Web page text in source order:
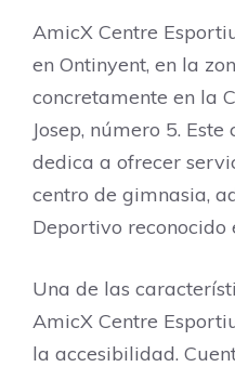
AmicX Centre
en Ontinyent, en la
concretamente en la
Josep, número 5.
dedica a ofrecer
centro de gimnasia,
Deportivo reconocido
Una de las
AmicX Centre
la accesibilidad.